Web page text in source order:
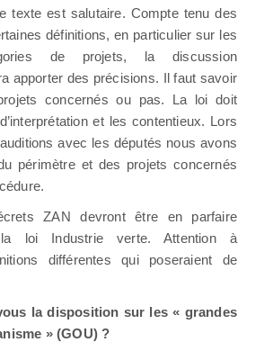
texte est salutaire. Compte tenu des
définitions, en particulier sur les
de projets, la discussion
apporter des précisions. Il faut savoir
concernés ou pas. La loi doit
et les contentieux. Lors
avec les députés nous avons
périmètre et des projets concernés
ZAN devront être en parfaire
loi Industrie verte. Attention à
différentes qui poseraient de
la disposition sur les « grandes
» (GOU) ?